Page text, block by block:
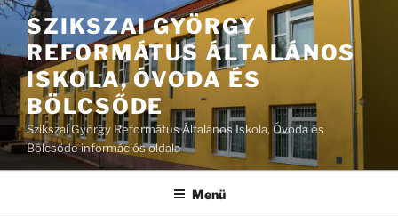
Tartalomhoz
SZIKSZAI GYÖRGY
REFORMÁTUS ÁLTALÁNOS
ISKOLA, ÓVODA ÉS
BÖLCSŐDE
Szikszai György Református Általános Iskola, Óvoda és
Bölcsőde információs oldala
Menü